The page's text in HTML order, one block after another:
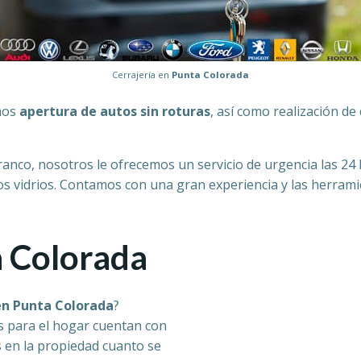
Cerrajería en Punta Colorada
apertura de autos sin roturas, así como realización
nosotros le ofrecemos un servicio de urgencia las
vidrios. Contamos con una gran experiencia y las
Punta Colorada?
para el hogar cuentan con
la propiedad cuanto se